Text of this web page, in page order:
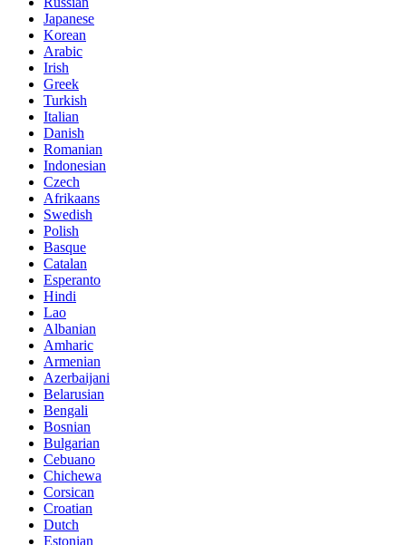
Japanese
Korean
Arabic
Irish
Greek
Turkish
Italian
Danish
Romanian
Indonesian
Czech
Afrikaans
Swedish
Polish
Basque
Catalan
Esperanto
Hindi
Lao
Albanian
Amharic
Armenian
Azerbaijani
Belarusian
Bengali
Bosnian
Bulgarian
Cebuano
Chichewa
Corsican
Croatian
Dutch
Estonian